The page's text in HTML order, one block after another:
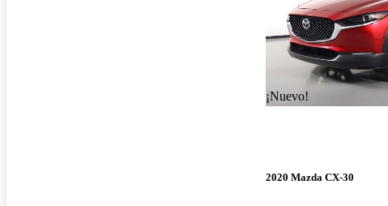
¡Nuevo!
2020 Mazda CX-30